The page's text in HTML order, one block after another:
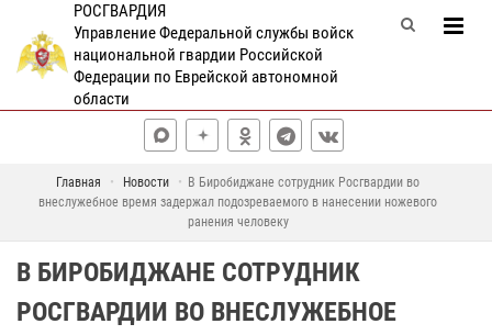
РОСГВАРДИЯ
Управление Федеральной службы войск
национальной гвардии Российской
Федерации по Еврейской автономной
области
Главная Новости
В Биробиджане сотрудник Росгвардии во
внеслужебное время задержал подозреваемого в нанесении ножевого
ранения человеку
В БИРОБИДЖАНЕ СОТРУДНИК
РОСГВАРДИИ ВО ВНЕСЛУЖЕБНОЕ